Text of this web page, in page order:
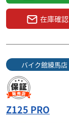
在庫確
バイク館練馬店
Z125 PRO